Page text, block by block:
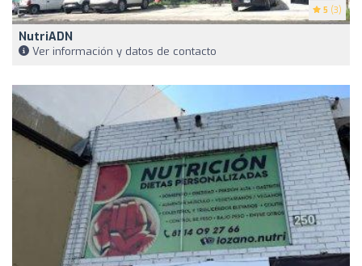
5 (3)
NutriADN
Ver información y datos de contacto